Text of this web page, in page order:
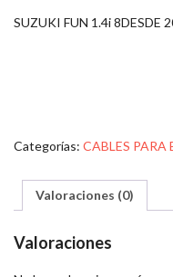
SUZUKI FUN 1.4i 8DESDE
Categorías: CABLES PARA
Valoraciones (0)
Valoraciones